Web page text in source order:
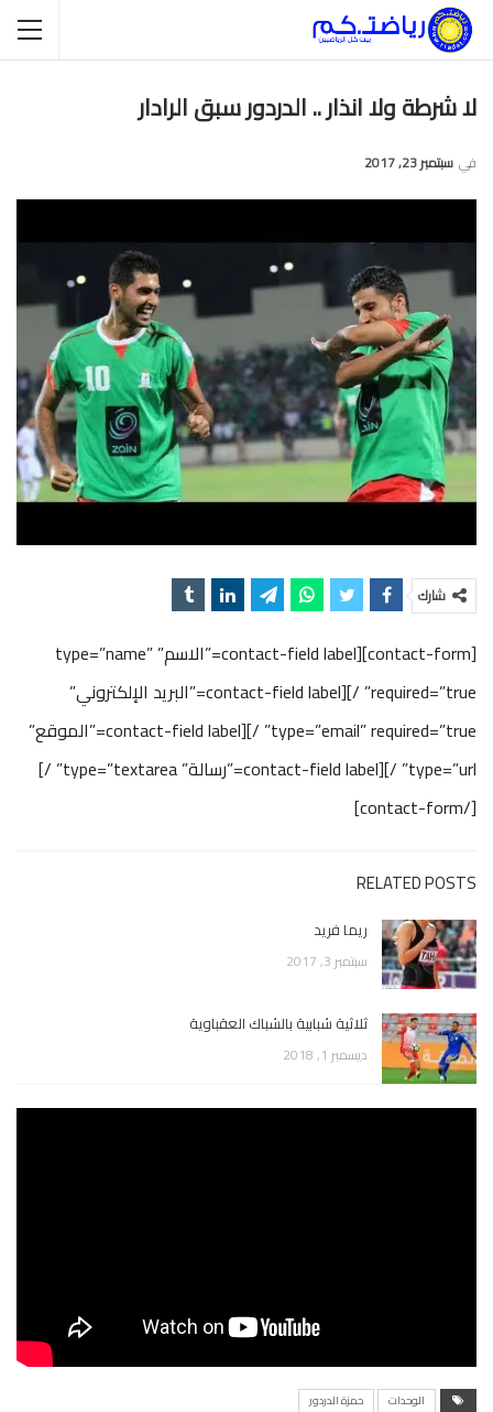
لا شرطة ولا انذار .. الدردور سبق الرادار
في سبتمبر 23, 2017
شارك
[contact-form][contact-field label=”الاسم” type=”name”
required=”true” /][contact-field label=”البريد الإلكتروني”
type=”email” required=”true” /][contact-field label=”الموقع”
type=”url” /][contact-field label=”رسالة” type=”textarea” /]
[/contact-form]
RELATED POSTS
ريما فريد
سبتمبر 3, 2017
ثلاثية شبابية بالشباك العقباوية
ديسمبر 1, 2018
الوحدات حمزة الدردور